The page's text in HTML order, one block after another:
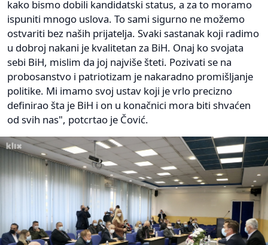
kako bismo dobili kandidatski status, a za to moramo
ispuniti mnogo uslova. To sami sigurno ne možemo
ostvariti bez naših prijatelja. Svaki sastanak koji radimo
u dobroj nakani je kvalitetan za BiH. Onaj ko svojata
sebi BiH, mislim da joj najviše šteti. Pozivati se na
probosanstvo i patriotizam je nakaradno promišljanje
politike. Mi imamo svoj ustav koji je vrlo precizno
definirao šta je BiH i on u konačnici mora biti shvaćen
od svih nas", potcrtao je Čović.